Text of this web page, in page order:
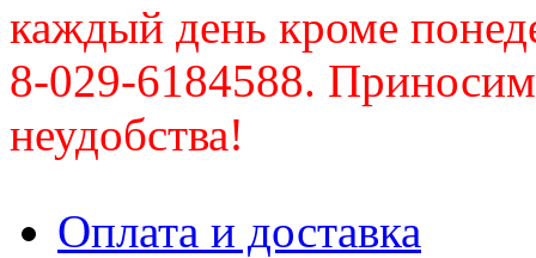
каждый день кроме
8-029-6184588. Приносим
неудобства!
Оплата и доставка